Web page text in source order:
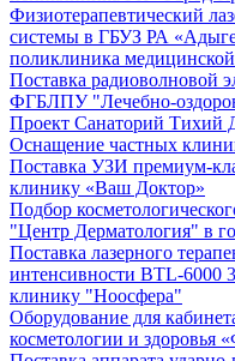
Физиотерапевтический
системы в ГБУЗ РА
поликлиника
Поставка радиоволновой
ФГБЛПУ "Лечебно-
Проект Санаторий
Оснащение частных
Поставка УЗИ премиум-
клинику «Ваш Доктор»
Подбор
"Центр Дерматология" в
Поставка лазерного
интенсивности BTL-6000
клинику "Ноосфера"
Оборудование для
косметологии и здоровья